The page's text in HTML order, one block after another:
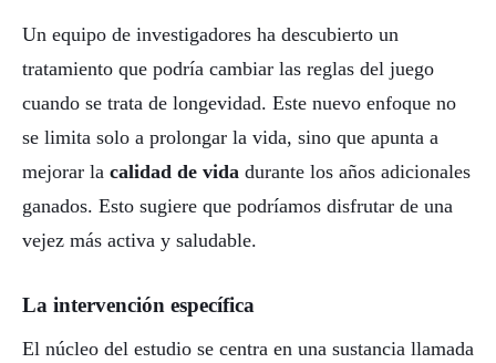
Un equipo de investigadores ha descubierto un
tratamiento que podría cambiar las reglas del juego
cuando se trata de longevidad. Este nuevo enfoque no
se limita solo a prolongar la vida, sino que apunta a
mejorar la calidad de vida durante los años adicionales
ganados. Esto sugiere que podríamos disfrutar de una
vejez más activa y saludable.
La intervención específica
El núcleo del estudio se centra en una sustancia llamada